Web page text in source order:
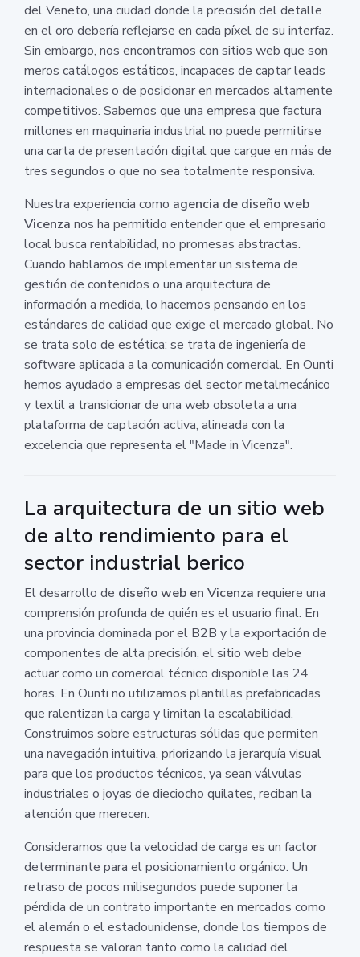
del Veneto, una ciudad donde la precisión del detalle
en el oro debería reflejarse en cada píxel de su interfaz.
Sin embargo, nos encontramos con sitios web que son
meros catálogos estáticos, incapaces de captar leads
internacionales o de posicionar en mercados altamente
competitivos. Sabemos que una empresa que factura
millones en maquinaria industrial no puede permitirse
una carta de presentación digital que cargue en más de
tres segundos o que no sea totalmente responsiva.
Nuestra experiencia como agencia de diseño web
Vicenza nos ha permitido entender que el empresario
local busca rentabilidad, no promesas abstractas.
Cuando hablamos de implementar un sistema de
gestión de contenidos o una arquitectura de
información a medida, lo hacemos pensando en los
estándares de calidad que exige el mercado global. No
se trata solo de estética; se trata de ingeniería de
software aplicada a la comunicación comercial. En Ounti
hemos ayudado a empresas del sector metalmecánico
y textil a transicionar de una web obsoleta a una
plataforma de captación activa, alineada con la
excelencia que representa el "Made in Vicenza".
La arquitectura de un sitio web
de alto rendimiento para el
sector industrial berico
El desarrollo de diseño web en Vicenza requiere una
comprensión profunda de quién es el usuario final. En
una provincia dominada por el B2B y la exportación de
componentes de alta precisión, el sitio web debe
actuar como un comercial técnico disponible las 24
horas. En Ounti no utilizamos plantillas prefabricadas
que ralentizan la carga y limitan la escalabilidad.
Construimos sobre estructuras sólidas que permiten
una navegación intuitiva, priorizando la jerarquía visual
para que los productos técnicos, ya sean válvulas
industriales o joyas de dieciocho quilates, reciban la
atención que merecen.
Consideramos que la velocidad de carga es un factor
determinante para el posicionamiento orgánico. Un
retraso de pocos milisegundos puede suponer la
pérdida de un contrato importante en mercados como
el alemán o el estadounidense, donde los tiempos de
respuesta se valoran tanto como la calidad del